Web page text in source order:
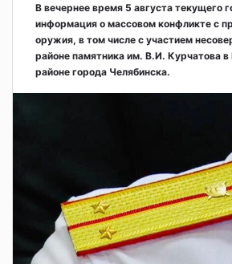
В вечернее время 5 августа текущего
информация о массовом конфликте с
оружия, в том числе с участием
районе памятника им. В.И. Курчатова
районе города Челябинска.